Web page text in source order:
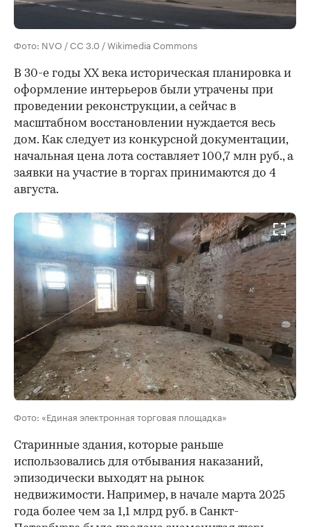
Фото: NVO / CC 3.0 / Wikimedia Commons
В 30-е годы XX века историческая планировка и
оформление интерьеров были утрачены при
проведении реконструкции, а сейчас в
масштабном восстановлении нуждается весь
дом. Как следует из конкурсной документации,
начальная цена лота составляет 100,7 млн руб., а
заявки на участие в торгах принимаются до 4
августа.
Фото: «Единая электронная торговая площадка»
Старинные здания, которые раньше
использовались для отбывания наказаний,
эпизодически выходят на рынок
недвижимости. Например, в начале марта 2025
года более чем за 1,1 млрд руб. в Санкт-